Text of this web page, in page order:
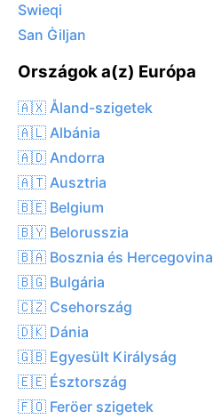
Swieqi
San Ġiljan
Országok a(z) Európa
🇦🇽 Åland-szigetek
🇦🇱 Albánia
🇦🇩 Andorra
🇦🇹 Ausztria
🇧🇪 Belgium
🇧🇾 Belorusszia
🇧🇦 Bosznia és Hercegovina
🇧🇬 Bulgária
🇨🇿 Csehország
🇩🇰 Dánia
🇬🇧 Egyesült Királyság
🇪🇪 Észtország
🇫🇴 Feröer szigetek